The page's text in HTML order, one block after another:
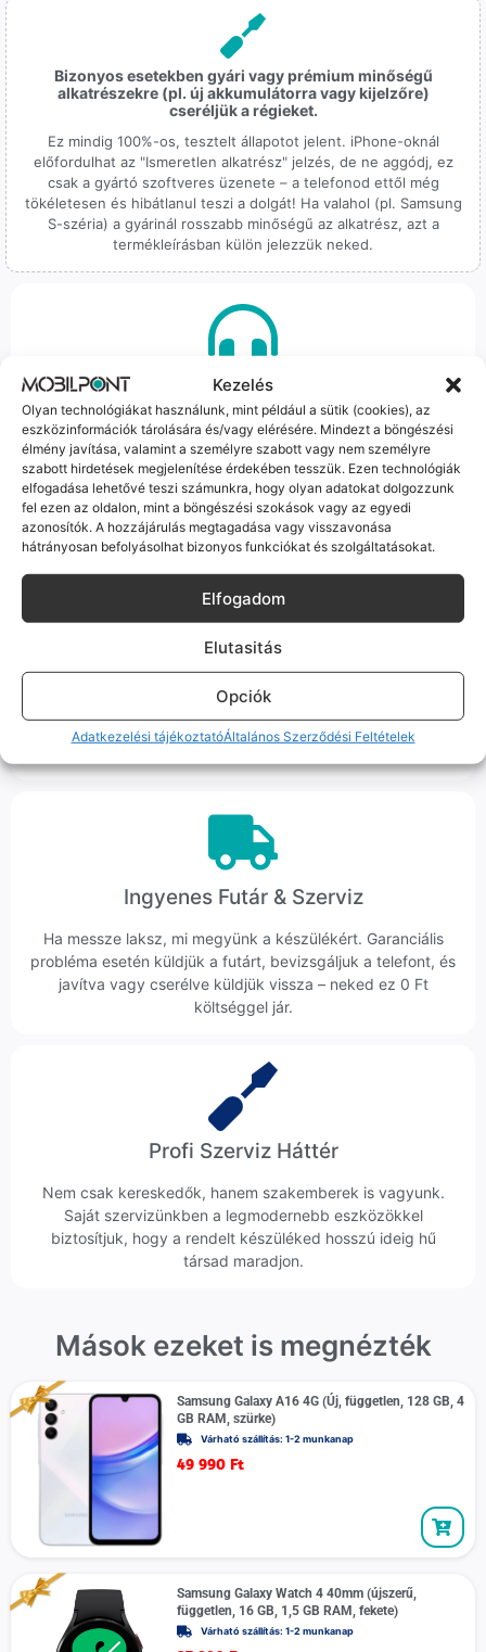
Kezelés
Olyan technológiákat használunk, mint például a sütik (cookies), az
eszközinformációk tárolására és/vagy elérésére. Mindezt a böngészési
élmény javítása, valamint a személyre szabott vagy nem személyre
szabott hirdetések megjelenítése érdekében tesszük. Ezen technológiák
elfogadása lehetővé teszi számunkra, hogy olyan adatokat dolgozzunk
fel ezen az oldalon, mint a böngészési szokások vagy az egyedi
azonosítók. A hozzájárulás megtagadása vagy visszavonása
hátrányosan befolyásolhat bizonyos funkciókat és szolgáltatásokat.
Elfogadom
Elutasitás
Opciók
Adatkezelési tájékoztatóÁltalános Szerződési Feltételek
Bizonyos esetekben gyári vagy prémium minőségű
alkatrészekre (pl. új akkumulátorra vagy kijelzőre)
cseréljük a régieket.
Ez mindig 100%-os, tesztelt állapotot jelent. iPhone-oknál
előfordulhat az "Ismeretlen alkatrész" jelzés, de ne aggódj, ez
csak a gyártó szoftveres üzenete – a telefonod ettől még
tökéletesen és hibátlanul teszi a dolgát! Ha valahol (pl. Samsung
S-széria) a gyárinál rosszabb minőségű az alkatrész, azt a
termékleírásban külön jelezzük neked.
100% Elérhetőség
Sok éve a szegedi piac meghatározó szereplői vagyunk.
Nem egy arctalan webshop vagyunk: ha kérdésed van, élő
ember veszi fel a telefont, és személyesen is megtalálsz
minket Szegeden.
Korrekt Ügyintézés
Ha ritkán előfordul egy hiba, nem kifogásokat keresünk,
hanem megoldást. Szakértő kollégáink azonnal kézbe
Ingyenes Futár & Szerviz
Ha messze laksz, mi megyünk a készülékért. Garanciális
probléma esetén küldjük a futárt, bevizsgáljuk a telefont, és
javítva vagy cserélve küldjük vissza – neked ez 0 Ft
költséggel jár.
Profi Szerviz Háttér
Nem csak kereskedők, hanem szakemberek is vagyunk.
Saját szervizünkben a legmodernebb eszközökkel
biztosítjuk, hogy a rendelt készüléked hosszú ideig hű
társad maradjon.
Mások ezeket is megnézték
Samsung Galaxy A16 4G (Új, független, 128 GB, 4
GB RAM, szürke)
Várható szállítás: 1-2 munkanap
49 990 Ft
Samsung Galaxy Watch 4 40mm (újszerű,
független, 16 GB, 1,5 GB RAM, fekete)
Várható szállítás: 1-2 munkanap